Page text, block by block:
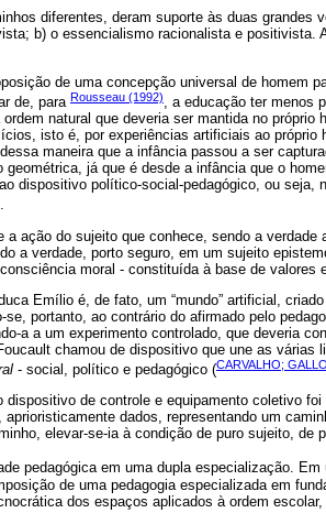
diferentes, deram suporte às duas grandes
b) o essencialismo racionalista e positivista.
de uma concepção universal de homem
de, para Rousseau (1992)
, a educação ter menos
natural que deveria ser mantida no próprio
isto é, por experiências artificiais ao próprio
maneira que a infância passou a ser
já que é desde a infância que o
dispositivo político-social-pedagógico, ou seja,
ação do sujeito que conhece, sendo a verdade
a verdade, porto seguro, em um sujeito
moral - constituída à base de valores
Emílio é, de fato, um “mundo” artificial,
portanto, ao contrário do afirmado pelo
a a um experimento controlado, que deveria
chamou de dispositivo que une as várias
- social, político e pedagógico (CARVALHO;
dispositivo de controle e equipamento coletivo
dados, representando um
elevar-se-ia à condição de puro sujeito, de
pedagógica em uma dupla especialização.
de uma pedagogia especializada em
dos espaços aplicados à ordem